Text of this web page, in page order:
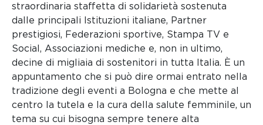
straordinaria staffetta di solidarietà sostenuta
dalle principali Istituzioni italiane, Partner
prestigiosi, Federazioni sportive, Stampa TV e
Social, Associazioni mediche e, non in ultimo,
decine di migliaia di sostenitori in tutta Italia. È un
appuntamento che si può dire ormai entrato nella
tradizione degli eventi a Bologna e che mette al
centro la tutela e la cura della salute femminile, un
tema su cui bisogna sempre tenere alta